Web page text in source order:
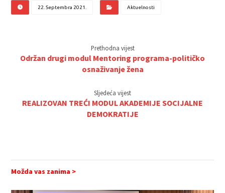
22. Septembra 2021. Aktuelnosti
Prethodna vijest
Održan drugi modul Mentoring programa-političko
osnaživanje žena
Sljedeća vijest
REALIZOVAN TREĆI MODUL AKADEMIJE SOCIJALNE
DEMOKRATIJE
Možda vas zanima >